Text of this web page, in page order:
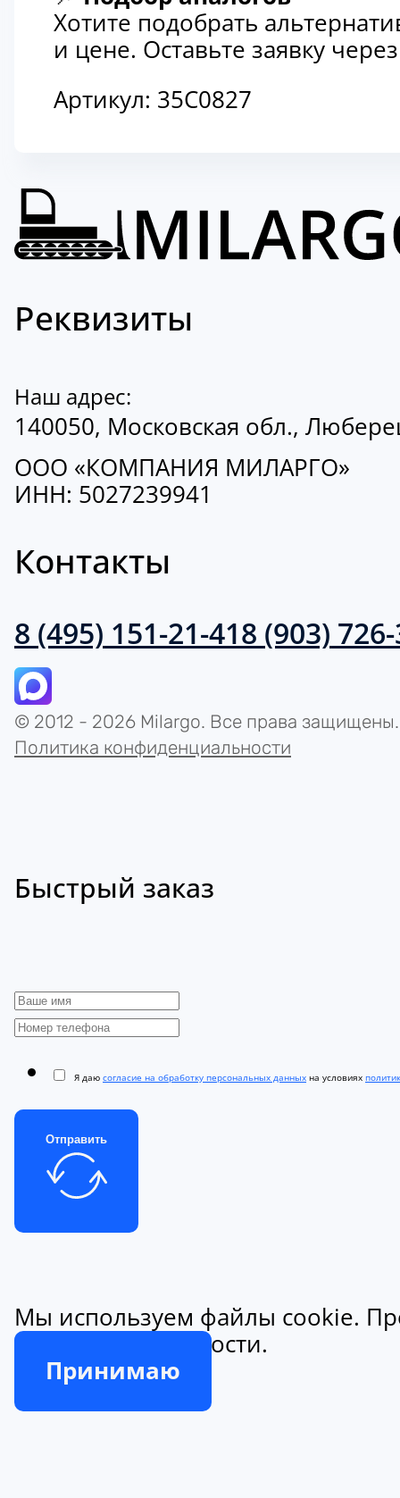
Хотите подобрать
и цене. Оставьте заявку
Артикул: 35C0827
Реквизиты
Наш адрес:
140050, Московская обл.,
ООО «КОМПАНИЯ МИЛАРГО»
ИНН: 5027239941
Контакты
8 (495) 151-21-418 (903)
© 2012 - 2026 Milargo. Все права защищены.
Политика конфиденциальности
Быстрый заказ
Я даю согласие на обработку персональных данных на условиях
Отправить
Мы используем файлы cookie.
конфиденциальности.
Принимаю